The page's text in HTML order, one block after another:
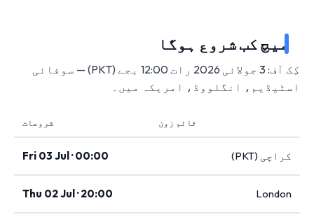
میچ کب شروع ہوگا
کِک آف: 3 جولائی 2026 رات 12:00 بجے (PKT) — سوفائی
اسٹیڈیم، انگلووڈ، امریکہ میں۔
ٹائم زون شروعات
کراچی (PKT) Fri 03 Jul · 00:00
London
Thu 02 Jul · 20:00